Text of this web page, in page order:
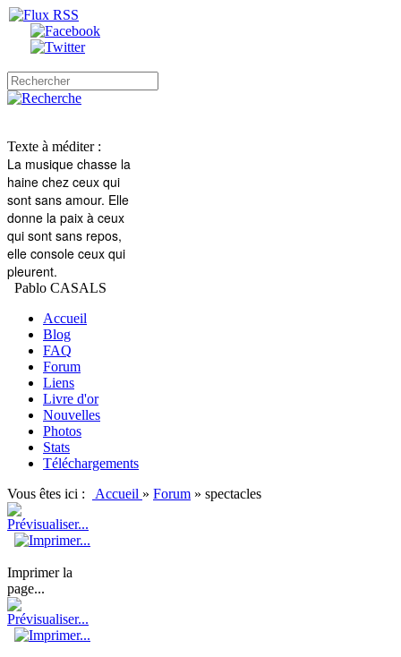
Texte à méditer :
La musique chasse la
haine chez ceux qui
sont sans amour. Elle
donne la paix à ceux
qui sont sans repos,
elle console ceux qui
pleurent.
Pablo CASALS
Accueil
Blog
FAQ
Forum
Liens
Livre d'or
Nouvelles
Photos
Stats
Téléchargements
Vous êtes ici :
Accueil » Forum » spectacles
Imprimer la
page...